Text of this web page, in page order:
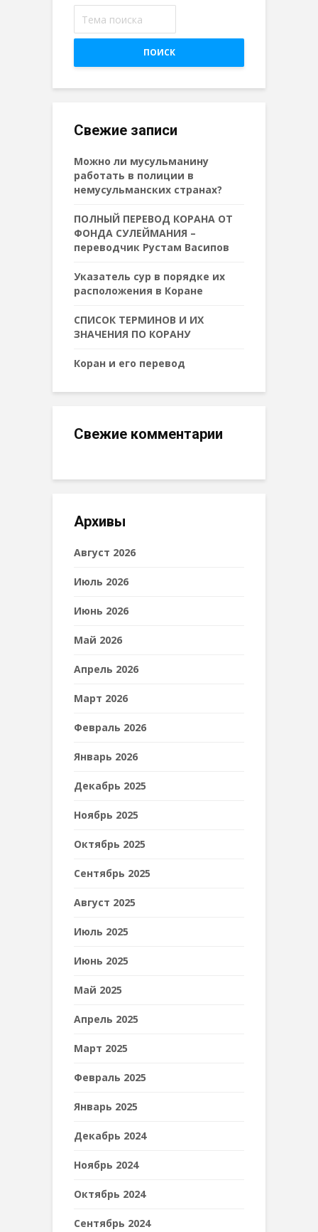
ПОИСК
Свежие записи
Можно ли мусульманину
работать в полиции в
немусульманских странах?
ПОЛНЫЙ ПЕРЕВОД КОРАНА ОТ
ФОНДА СУЛЕЙМАНИЯ –
переводчик Рустам Васипов
Указатель сур в порядке их
расположения в Коране
СПИСОК ТЕРМИНОВ И ИХ
ЗНАЧЕНИЯ ПО КОРАНУ
Коран и его перевод
Свежие комментарии
Архивы
Август 2026
Июль 2026
Июнь 2026
Май 2026
Апрель 2026
Март 2026
Февраль 2026
Январь 2026
Декабрь 2025
Ноябрь 2025
Октябрь 2025
Сентябрь 2025
Август 2025
Июль 2025
Июнь 2025
Май 2025
Апрель 2025
Март 2025
Февраль 2025
Январь 2025
Декабрь 2024
Ноябрь 2024
Октябрь 2024
Сентябрь 2024